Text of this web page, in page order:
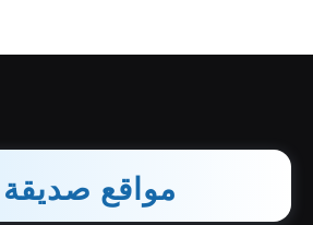
مواقع صديقة